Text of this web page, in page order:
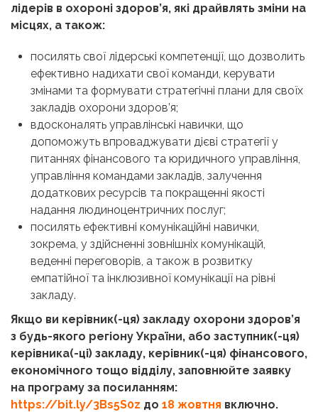
лідерів в охороні здоров’я, які драйвлять зміни на
місцях, а також:
посилять свої лідерські компетенції, що дозволить
ефективно надихати свої команди, керувати
змінами та формувати стратегічні плани для своїх
закладів охорони здоров’я;
вдосконалять управлінські навички, що
допоможуть впроваджувати дієві стратегії у
питаннях фінансового та юридичного управління,
управління командами закладів, залучення
додаткових ресурсів та покращенні якості
надання людиноцентричних послуг;
посилять ефективні комунікаційні навички,
зокрема, у здійсненні зовнішніх комунікацій,
веденні переговорів, а також в розвитку
емпатійної та інклюзивної комунікації на рівні
закладу.
Якщо ви керівник(-ця) закладу охорони здоров’я
з будь-якого регіону України, або заступник(-ця)
керівника(-ці) закладу, керівник(-ця) фінансового,
економічного тощо відділу, заповнюйте заявку
на програму за посиланням:
https://bit.ly/3Bs5S0z до 18 жовтня включно.